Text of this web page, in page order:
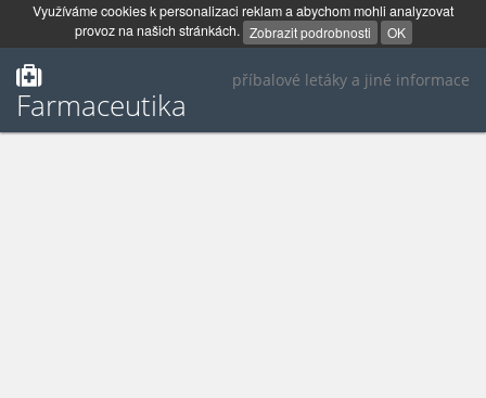
Využíváme cookies k personalizaci reklam a abychom mohli analyzovat
provoz na našich stránkách. Zobrazit podrobnosti OK
příbalové letáky a jiné informace
Farmaceutika